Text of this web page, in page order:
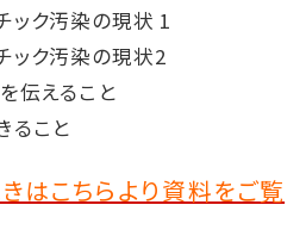
ク汚染の現状 1
ク汚染の現状2
伝えること
こと
はこちらより資料をご覧